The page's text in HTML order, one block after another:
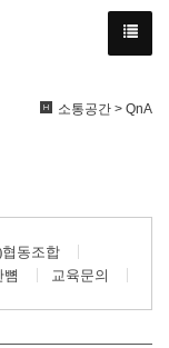
소통공간 > QnA
동조합
뼘 교육문의